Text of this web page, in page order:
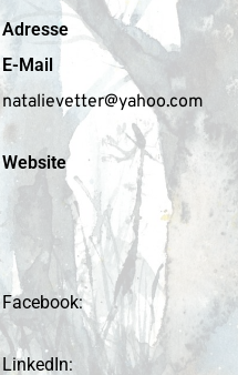
Adresse
E-Mail
natalievetter@yahoo.com
Website
Facebook:
LinkedIn: